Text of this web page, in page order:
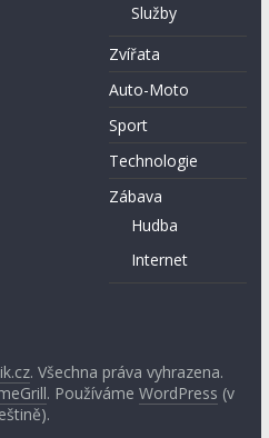
Služby
Zvířata
Auto-Moto
Sport
Technologie
Zábava
Hudba
Internet
. Všechna práva vyhrazena.
. PoužívámeWordPress (v